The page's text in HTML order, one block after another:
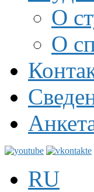
О
О
RU